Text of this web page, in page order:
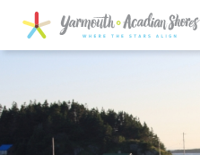
SKIP TO MAIN CONTENT